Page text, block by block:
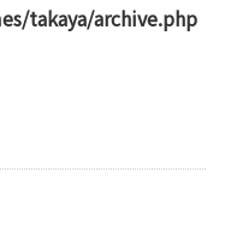
takaya/archive.php